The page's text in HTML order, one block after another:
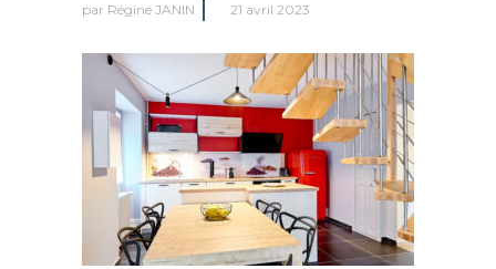
par Régine JANIN 21 avril 2023